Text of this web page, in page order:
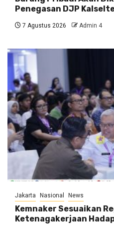
Penegasan DJP
7 Agustus 2026 Admin 4
Jakarta Nasional News
Kemnaker Sesuaikan
Ketenagakerjaan